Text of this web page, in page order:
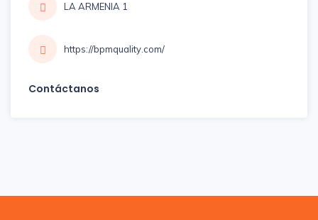
LA ARMENIA 1
https://bpmquality.com/
Contáctanos